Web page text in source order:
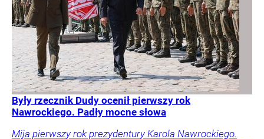
Były rzecznik Dudy ocenił pierwszy rok
Nawrockiego. Padły mocne słowa
Mija pierwszy rok prezydentury Karola Nawrockiego.